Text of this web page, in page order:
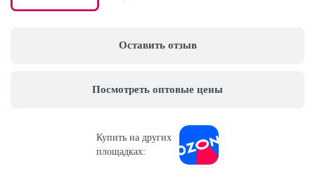
Оставить отзыв
Посмотреть оптовые цены
Купить на других
площадках: